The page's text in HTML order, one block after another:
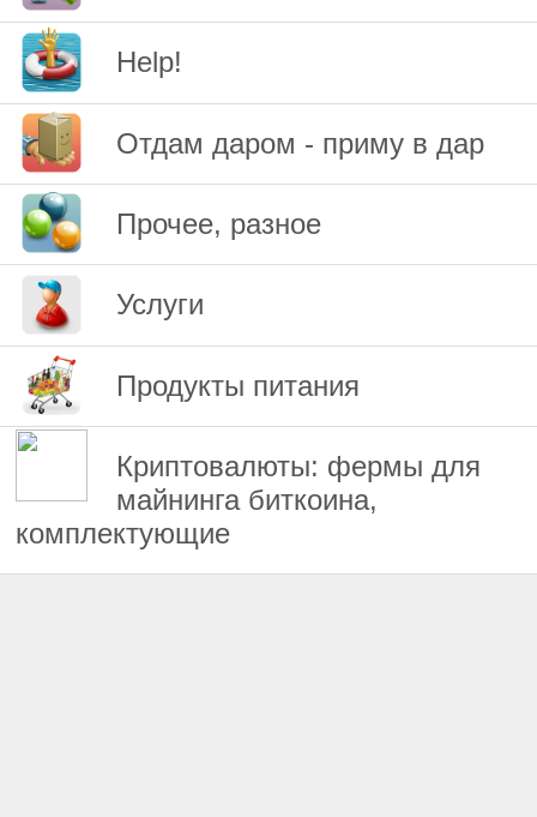
Help!
Отдам даром - приму в дар
Прочее, разное
Услуги
Продукты питания
Криптовалюты: фермы для
майнинга биткоина,
комплектующие